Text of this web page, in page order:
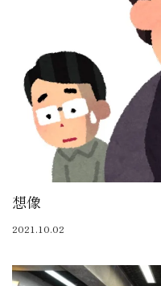
大賀 真寿美：住まい
野原 正彦：リフォー
加田 奈美：子育てマ
岩崎 達也：岩ブロ
三俣 忠史：日々記
松本 典朗：近代ホー
想像
2021.10.02